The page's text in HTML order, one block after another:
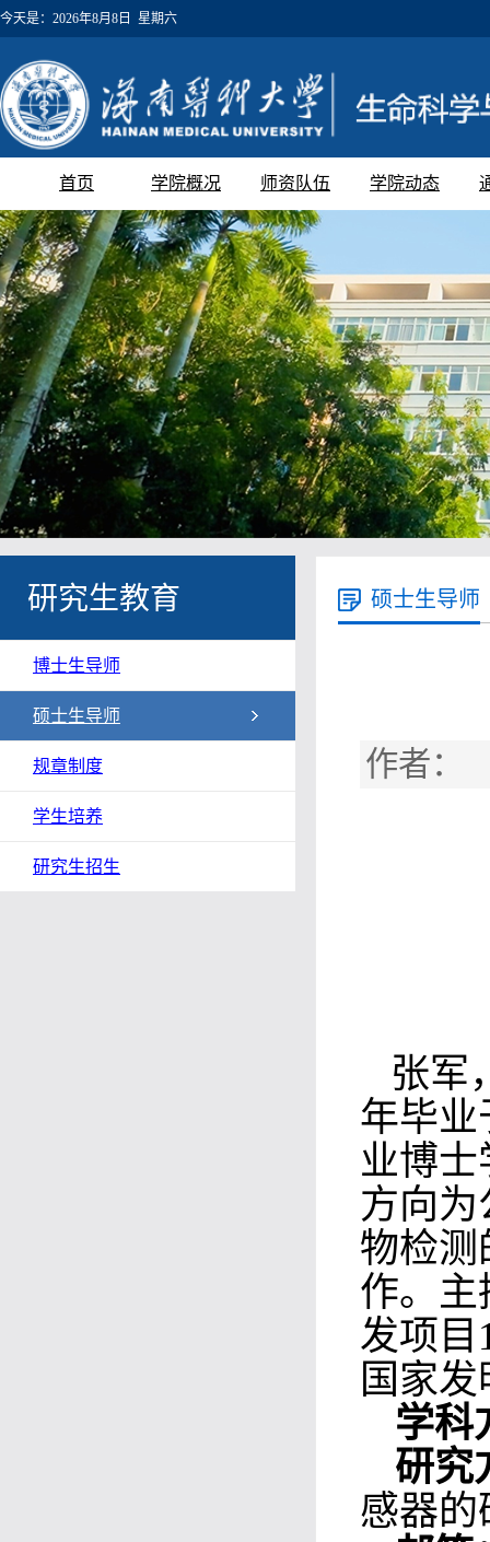
今天是： 2026年8月8日 星期六
首页 学院概况 师资队伍 学院动态
研究生教育
博士生导师
硕士生导师
规章制度
学生培养
研究生招生
硕士生导师
作者：
张军
年毕业
业博士
方向
物检测
作。主
发项目
国家
学科
研究
感器的